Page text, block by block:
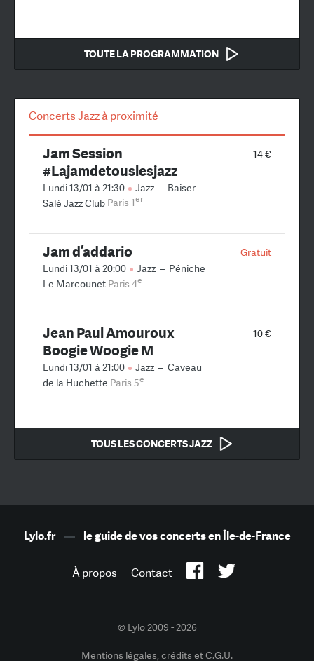
TOUTE LA PROGRAMMATION
Concerts Jazz à proximité
14 €
Jam Session
#Lajamdetouslesjazz
Lundi 13/01 à 21:30 Jazz – Baiser
Salé Jazz Club Paris 1er
Gratuit
Jam d’addario
Lundi 13/01 à 20:00 Jazz – Péniche
Le Marcounet Paris 4e
10 €
Jean Paul Amouroux
Boogie Woogie M
Lundi 13/01 à 21:00 Jazz – Caveau
de la Huchette Paris 5e
TOUS LES CONCERTS JAZZ
Lylo.fr— le guide de vos concerts en Île-de-France
À propos Contact
© Lylo 2009 - 2026
Mentions légales, crédits et C.G.U.